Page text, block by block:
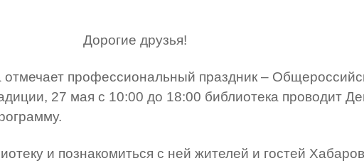
Дорогие друзья!
профессиональный праздник –
27 мая с 10:00 до 18:00 библиотека проводит
и познакомиться с ней жителей и гостей